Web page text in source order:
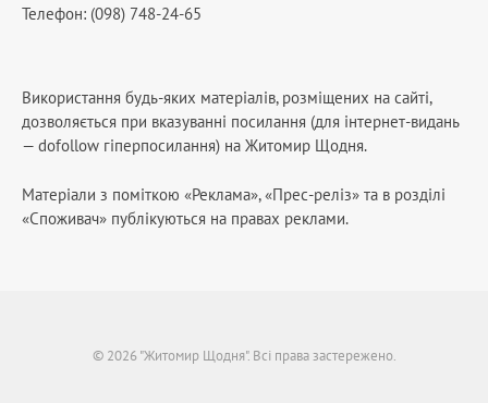
Телефон: (098) 748-24-65
Використання будь-яких матеріалів, розміщених на сайті,
дозволяється при вказуванні посилання (для інтернет-видань
— dofollow гіперпосилання) на Житомир Щодня.
Матеріали з поміткою «Реклама», «Прес-реліз» та в розділі
«Споживач» публікуються на правах реклами.
© 2026 "Житомир Щодня". Всі права застережено.